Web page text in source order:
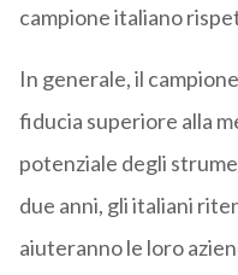
campione italiano
In generale, il
fiducia superiore alla
potenziale degli
due anni, gli italiani
aiuteranno le loro